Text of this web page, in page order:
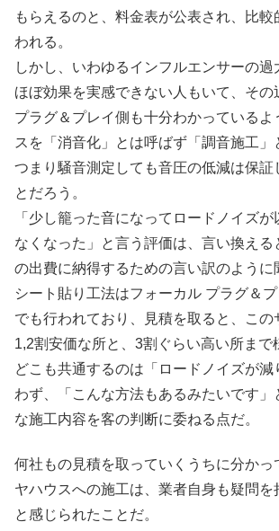
もらえるのと、料金表が公表され、比較
われる。
しかし、いわゆるインフルエンサーの過
ほぼ効果を実感できない人もいて、その
プラグ＆プレイ側も十分わかっているよ
スを「消音化」とは呼ばず「調音施工」
つまり騒音測定しても音圧の低減は保証
とだろう。
「少し籠った音になってロードノイズ
なくなった」と言う評価は、言い換える
の出費に納得するための言い訳のように
シート貼り工法はフォーカル プラグ＆
でも行われており、見積を取ると、この
1,2割安価な所と、3割ぐらい高い所まで
どこも共通するのは「ロードノイズが
わず、「こんな方法もあるみたいです」
な施工内容を客の判断に委ねる点だ。
何社もの見積を取っていくうちに分かっ
ヤハウスへの施工は、業者自身も疑問を
と感じられたことだ。